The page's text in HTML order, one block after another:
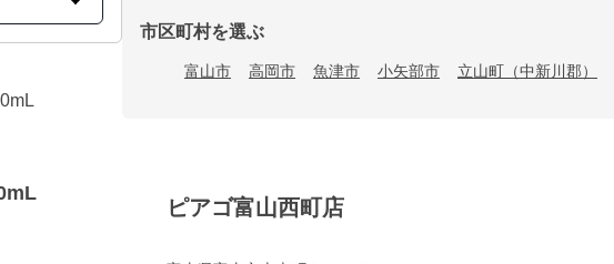
市区町村を選ぶ
富山市 高岡市 魚津市 小矢部市 立山町（中新川郡）
ピアゴ富山西町店